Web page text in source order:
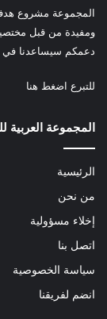
المجموعة مشروع
ومفيدة من قبل
دعمكم سيساعدنا
للتبرع اضغط هنا
المجموعة العربية
الرئيسية
من نحن
إخلاء مسؤولية
اتصل بنا
سياسة الخصوصية
انضم لفريقنا